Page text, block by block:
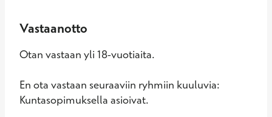
Vastaanotto
Otan vastaan yli 18-vuotiaita.
En ota vastaan seuraaviin ryhmiin kuuluvia:
Kuntasopimuksella asioivat.